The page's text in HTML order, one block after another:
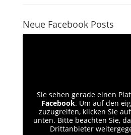
Neue Facebook Posts
Sie sehen gerade einen
Facebook. Um auf den
zuzugreifen, klicken Sie
unten. Bitte beachten Sie,
Drittanbieter